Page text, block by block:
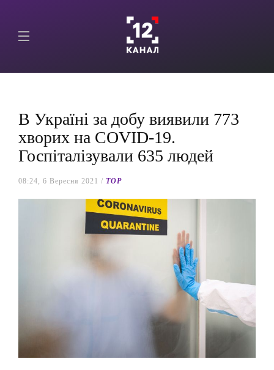
В Україні за добу виявили 773
хворих на COVID-19.
Госпіталізували 635 людей
08:24, 6 Вересня 2021 / TOP